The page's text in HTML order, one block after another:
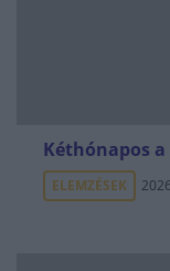
Kéthónapos
ELEMZÉSEK